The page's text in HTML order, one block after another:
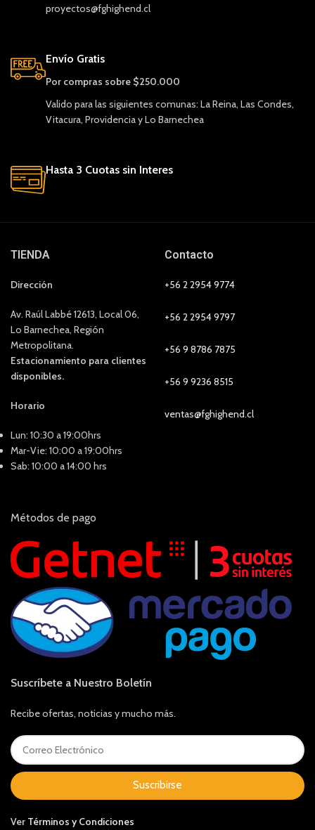
proyectos@fghighend.cl
Envío Gratis
Por compras sobre $250.000
Valido para las siguientes comunas: La Reina, Las Condes,
Vitacura, Providencia y Lo Barnechea
Hasta 3 Cuotas sin Interes
TIENDA
Dirección
Av. Raúl Labbé 12613, Local 06,
Lo Barnechea, Región
Metropolitana.
Estacionamiento para clientes
disponibles.
Horario
Lun: 10:30 a 19:00hrs
Mar-Vie: 10:00 a 19:00hrs
Sab: 10:00 a 14:00 hrs
Contacto
+56 2 2954 9774
+56 2 2954 9797
+56 9 8786 7875
+56 9 9236 8515
ventas@fghighend.cl
Métodos de pago
Suscríbete a Nuestro Boletín
Recibe ofertas, noticias y mucho más.
Suscribirse
Ver Términos y Condiciones